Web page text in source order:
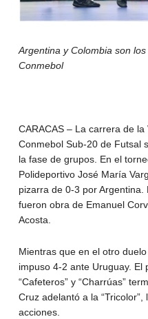
Argentina y Colombia son
Conmebol
CARACAS – La carrera de
Conmebol Sub-20 de Futsal
la fase de grupos. En el
Polideportivo José María
pizarra de 0-3 por Argentina.
fueron obra de Emanuel
Acosta.
Mientras que en el otro
impuso 4-2 ante Uruguay.
“Cafeteros” y “Charrúas”
Cruz adelantó a la
acciones.